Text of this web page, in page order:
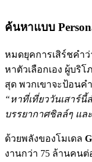
ค้นหาแบบ
หมดยุคการเสิร์ชคำว่
หาตัวเลือกเอง ผู้บริ
สุด พวกเขาจะป้อนค
“หาที่เที่ยววันเสาร์
บรรยากาศชิลล์ๆ แล
ด้วยพลังของโมเดล
งานกว่า 75 ล้านคน